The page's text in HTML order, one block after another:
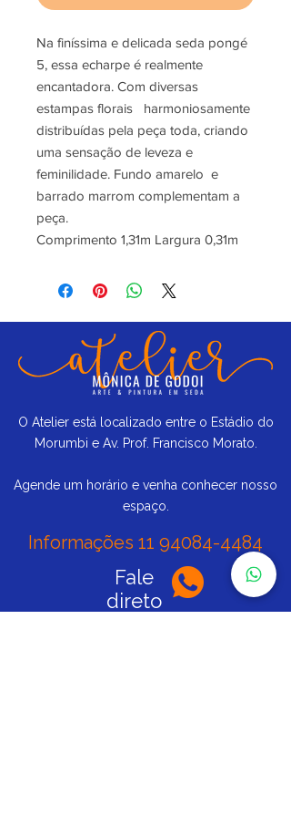
Na finíssima e delicada seda pongé
5, essa echarpe é realmente
encantadora. Com diversas
estampas florais harmoniosamente
distribuídas pela peça toda, criando
uma sensação de leveza e
feminilidade. Fundo amarelo e
barrado marrom complementam a
peça.
Comprimento 1,31m Largura 0,31m
O Atelier está localizado entre o Estádio do
Morumbi e Av. Prof. Francisco Morato.
Agende um horário e venha conhecer nosso
espaço.
Informações 11 94084-4484
Fale
direto